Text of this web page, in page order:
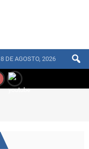
8 DE AGOSTO, 2026